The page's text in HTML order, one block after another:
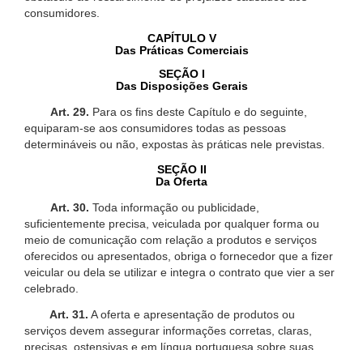
consumidores.
CAPÍTULO V
Das Práticas Comerciais
SEÇÃO I
Das Disposições Gerais
Art. 29. Para os fins deste Capítulo e do seguinte,
equiparam-se aos consumidores todas as pessoas
determináveis ou não, expostas às práticas nele previstas.
SEÇÃO II
Da Oferta
Art. 30. Toda informação ou publicidade,
suficientemente precisa, veiculada por qualquer forma ou
meio de comunicação com relação a produtos e serviços
oferecidos ou apresentados, obriga o fornecedor que a fizer
veicular ou dela se utilizar e integra o contrato que vier a ser
celebrado.
Art. 31. A oferta e apresentação de produtos ou
serviços devem assegurar informações corretas, claras,
precisas, ostensivas e em língua portuguesa sobre suas